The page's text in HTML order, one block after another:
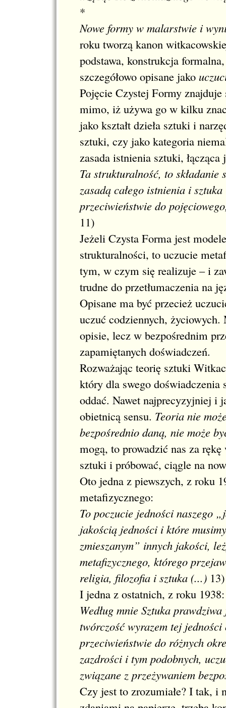
*
Nowe formy w malarstwie i
roku tworzą kanon
podstawa, konstrukcja
szczegółowo opisane jako
Pojęcie Czystej Formy
mimo, iż używa go w kilku
jako kształt dzieła sztuki i
sztuki, czy jako kategoria
zasada istnienia sztuki, łącząca
Ta strukturalność, to składanie
zasadą całego istnienia i
przeciwieństwie do
11)
Jeżeli Czysta Forma jest
strukturalności, to uczucie
tym, w czym się realizuje – i
trudne do przetłumaczenia na
Opisane ma być przecież
uczuć codziennych,
opisie, lecz w bezpośrednim
zapamiętanych doświadczeń.
Rozważając teorię sztuki
który dla swego doświadczenia
oddać. Nawet najprecyzyjniej i
obietnicą sensu. Teoria nie
bezpośrednio daną, nie może
mogą, to prowadzić nas za
sztuki i próbować, ciągle na
Oto jedna z piewszych, z roku
metafizycznego:
To poczucie jedności naszego
jakością jedności i które
zmieszanym” innych jakości,
metafizycznego, którego
religia, filozofia i sztuka (...) 13)
I jedna z ostatnich, z roku 1938:
Według mnie Sztuka
twórczość wyrazem tej
przeciwieństwie do różnych
zazdrości i tym podobnych,
związane z przeżywaniem
Czy jest to zrozumiałe? I tak,